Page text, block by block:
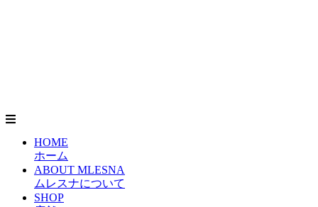
HOME
ホーム
ABOUT MLESNA
ムレスナについて
SHOP